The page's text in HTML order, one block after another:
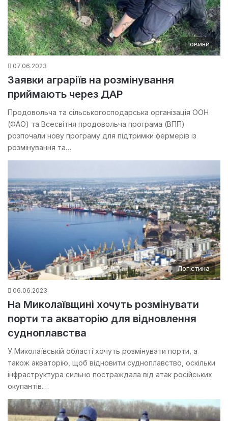
Новини
07.06.2023
Заявки аграріїв на розмінування
приймають через ДАР
Продовольча та сільськогосподарська організація ООН
(ФАО) та Всесвітня продовольча програма (ВПП)
розпочали нову програму для підтримки фермерів із
розмінування та…
Логістика
06.06.2023
На Миколаївщині хочуть розмінувати
порти та акваторію для відновлення
судноплавства
У Миколаївській області хочуть розмінувати порти, а
також акваторію, щоб відновити судноплавство, оскільки
інфраструктура сильно постраждала від атак російських
окупантів.…